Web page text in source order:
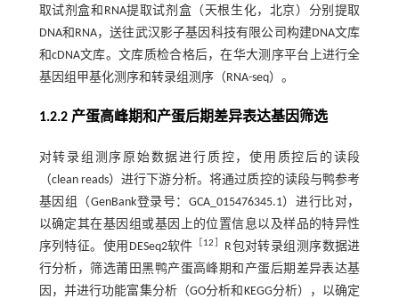
取试剂盒和RNA提取试剂盒（天根生化，北京）分别提取
DNA和RNA，送往武汉影子基因科技有限公司构建DNA文库
和cDNA文库。文库质检合格后，在华大测序平台上进行全
基因组甲基化测序和转录组测序（RNA-seq）。
1.2.2 产蛋高峰期和产蛋后期差异表达基因筛选
对转录组测序原始数据进行质控，使用质控后的读段
（clean reads）进行下游分析。将通过质控的读段与鸭参考
基因组（GenBank登录号：GCA_015476345.1）进行比对，
以确定其在基因组或基因上的位置信息以及样品的特异性
序列特征。使用DESeq2软件
12
R包对转录组测序数据进
行分析，筛选莆田黑鸭产蛋高峰期和产蛋后期差异表达基
因，并进行功能富集分析（GO分析和KEGG分析），以确定